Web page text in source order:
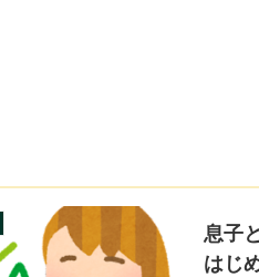
息子
はじ